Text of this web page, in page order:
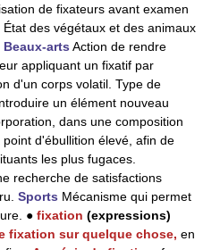
de fixateurs avant examen
des végétaux et des animaux
Beaux-arts Action de rendre
appliquant un fixatif par
d'un corps volatil. Type de
un élément nouveau
dans une composition
d'ébullition élevé, afin de
les plus fugaces.
recherche de satisfactions
Sports Mécanisme qui permet
● fixation (expressions)
fixation sur quelque chose, en